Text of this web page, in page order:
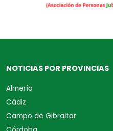
NOTICIAS POR PROVINCIAS
Almería
Cádiz
Campo de Gibraltar